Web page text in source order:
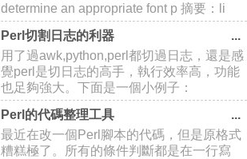
determine an appropriate font p 摘要：li
Perl切割日志的利器
用了過awk,python,perl都切過日志，還是感
覺perl是切日志的高手，執行效率高，功能
也足夠強大。下面是一個小例子：
open(FILE,/data/ebi/meta/
Perl的代碼整理工具
最近在改一個Perl腳本的代碼，但是原格式
糟糕極了。所有的條件判斷都是在一行寫